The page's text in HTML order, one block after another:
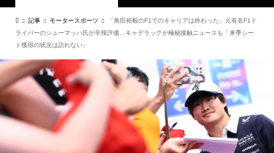
記事 モータースポーツ
「角田裕毅のF1でのキャリアは終わった」元有名F1ド
ライバーのシューマッハ氏が辛辣評価…キャデラックが極秘接触ニュースも「来季シー
ト獲得の状況は訪れない」